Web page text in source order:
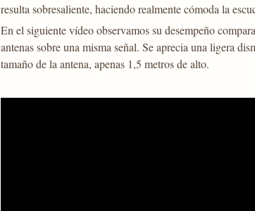
resulta sobresaliente, haciendo realmente cómoda la
En el siguiente vídeo observamos su desempeño
antenas sobre una misma señal. Se aprecia una ligera
tamaño de la antena, apenas 1,5 metros de alto.